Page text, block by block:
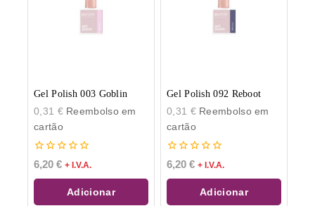
Gel Polish 003 Goblin
0,31 €Reembolso em
cartão
0
de
5
6,20 € + I.V.A.
Adicionar
Gel Polish 092 Reboot
0,31 €Reembolso em
cartão
0
de
5
6,20 € + I.V.A.
Adicionar